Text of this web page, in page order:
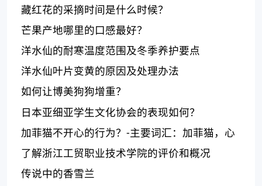
藏红花的采摘时间是什么时候？
芒果产地哪里的口感最好？
洋水仙的耐寒温度范围及冬季养护要点
洋水仙叶片变黄的原因及处理办法
如何让博美狗狗增重？
日本亚细亚学生文化协会的表现如何？
加菲猫不开心的行为？-主要词汇：加菲猫，心
情不好，表现
了解浙江工贸职业技术学院的评价和概况
传说中的香雪兰